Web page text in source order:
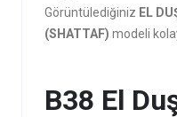
Görüntülediğiniz EL
(SHATTAF) modeli
B38 El